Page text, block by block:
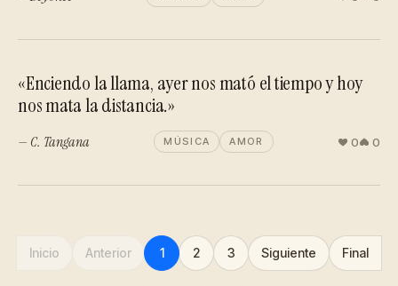
«Enciendo la llama, ayer nos mató el tiempo y hoy
nos mata la distancia.»
— C. Tangana MÚSICA AMOR 0 0
Inicio Anterior 1 2 3 Siguiente Final